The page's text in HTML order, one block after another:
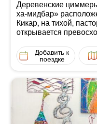
Деревенские
ха-мидбар»
Кикар, на тихой,
открывается
Добавить к
поездке